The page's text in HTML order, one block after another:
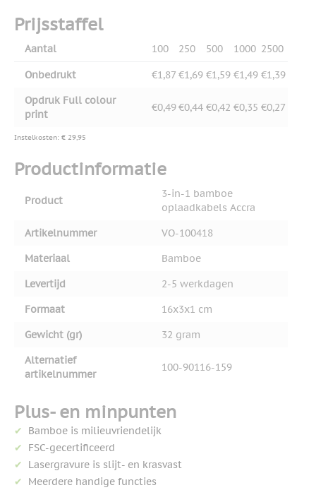
Prijsstaffel
Aantal 100 250 500 1000 2500
Onbedrukt €1,87 €1,69 €1,59 €1,49 €1,39
Opdruk Full colour
print
€0,49€0,44 €0,42 €0,35 €0,27
Instelkosten: € 29,95
Productinformatie
Product
3-in-1 bamboe
oplaadkabels Accra
Artikelnummer
VO-100418
Materiaal
Bamboe
Levertijd
2-5 werkdagen
Formaat
16x3x1 cm
Gewicht (gr)
32 gram
Alternatief
artikelnummer
100-90116-159
Plus- en minpunten
Bamboe is milieuvriendelijk
FSC-gecertificeerd
Lasergravure is slijt- en krasvast
Meerdere handige functies